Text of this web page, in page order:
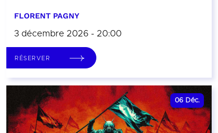
FLORENT PAGNY
3 décembre 2026 - 20:00
RÉSERVER
06 Déc.